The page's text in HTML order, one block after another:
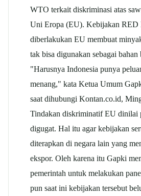
WTO terkait diskriminasi atas
Uni Eropa (EU). Kebijakan RED
diberlakukan EU membuat
tak bisa digunakan sebagai bahan
"Harusnya Indonesia punya
menang," kata Ketua Umum
saat dihubungi Kontan.co.id,
Tindakan diskriminatif EU dinilai
digugat. Hal itu agar kebijakan
diterapkan di negara lain yang
ekspor. Oleh karena itu Gapki
pemerintah untuk melakukan
pun saat ini kebijakan tersebut